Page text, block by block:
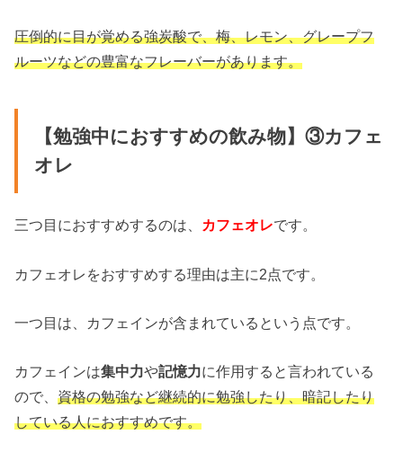
圧倒的に目が覚める強炭酸で、梅、レモン、グレープフ
ルーツなどの豊富なフレーバーがあります。
【勉強中におすすめの飲み物】③カフェ
オレ
三つ目におすすめするのは、 カフェオレです。
カフェオレをおすすめする理由は主に2点です。
一つ目は、カフェインが含まれているという点です。
カフェインは集中力や記憶力に作用すると言われている
ので、資格の勉強など継続的に勉強したり、暗記したり
している人におすすめです。